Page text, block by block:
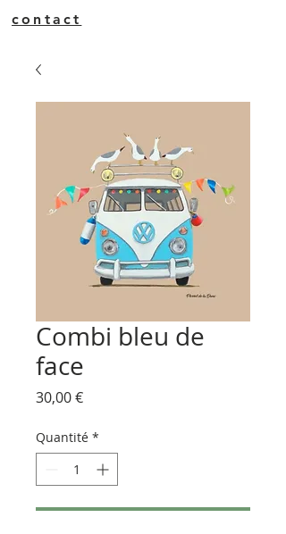
contact
Combi bleu de
face
30,00 €Prix
Quantité *